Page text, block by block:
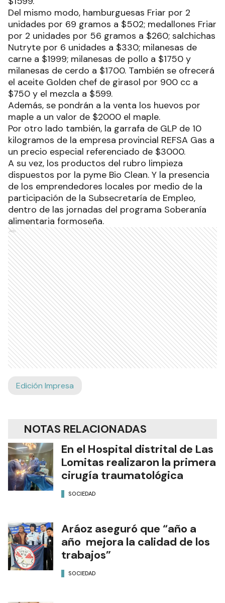
Del mismo modo, hamburguesas Friar por 2
unidades por 69 gramos a $502; medallones Friar
por 2 unidades por 56 gramos a $260; salchichas
Nutryte por 6 unidades a $330; milanesas de
carne a $1999; milanesas de pollo a $1750 y
milanesas de cerdo a $1700. También se ofrecerá
el aceite Golden chef de girasol por 900 cc a
$750 y el mezcla a $599.
Además, se pondrán a la venta los huevos por
maple a un valor de $2000 el maple.
Por otro lado también, la garrafa de GLP de 10
kilogramos de la empresa provincial REFSA Gas a
un precio especial referenciado de $3000.
A su vez, los productos del rubro limpieza
dispuestos por la pyme Bio Clean. Y la presencia
de los emprendedores locales por medio de la
participación de la Subsecretaría de Empleo,
dentro de las jornadas del programa Soberanía
alimentaria formoseña.
Ads
Edición Impresa
NOTAS RELACIONADAS
En el Hospital distrital de Las
Lomitas realizaron la primera
cirugía traumatológica
SOCIEDAD
Aráoz aseguró que “año a
año mejora la calidad de los
trabajos”
SOCIEDAD